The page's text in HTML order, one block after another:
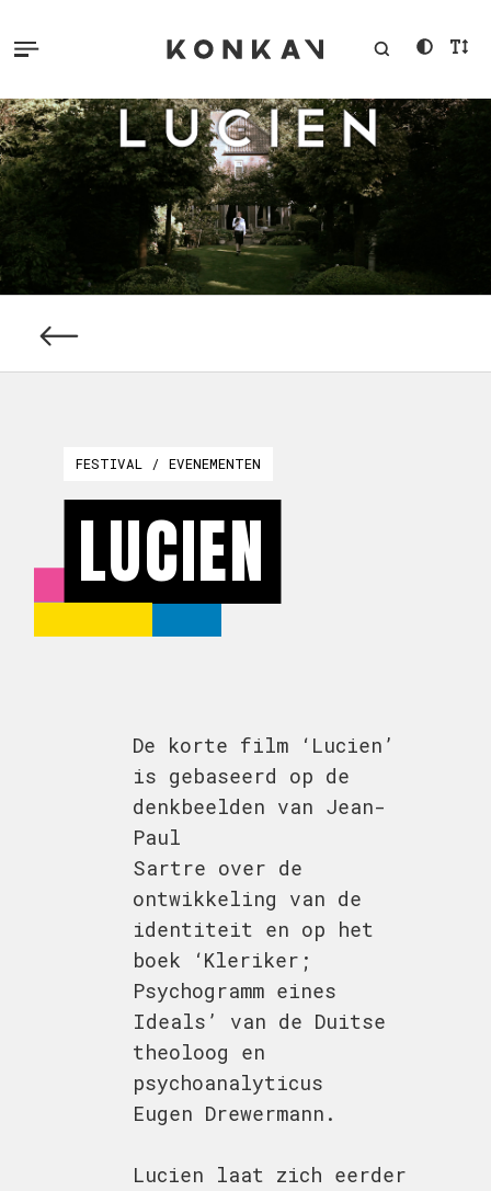
FESTIVAL / EVENEMENTEN
LUCIEN
De korte film ‘Lucien’
is gebaseerd op de
denkbeelden van Jean-
Paul
Sartre over de
ontwikkeling van de
identiteit en op het
boek ‘Kleriker;
Psychogramm eines
Ideals’ van de Duitse
theoloog en
psychoanalyticus
Eugen Drewermann.
Lucien laat zich eerder